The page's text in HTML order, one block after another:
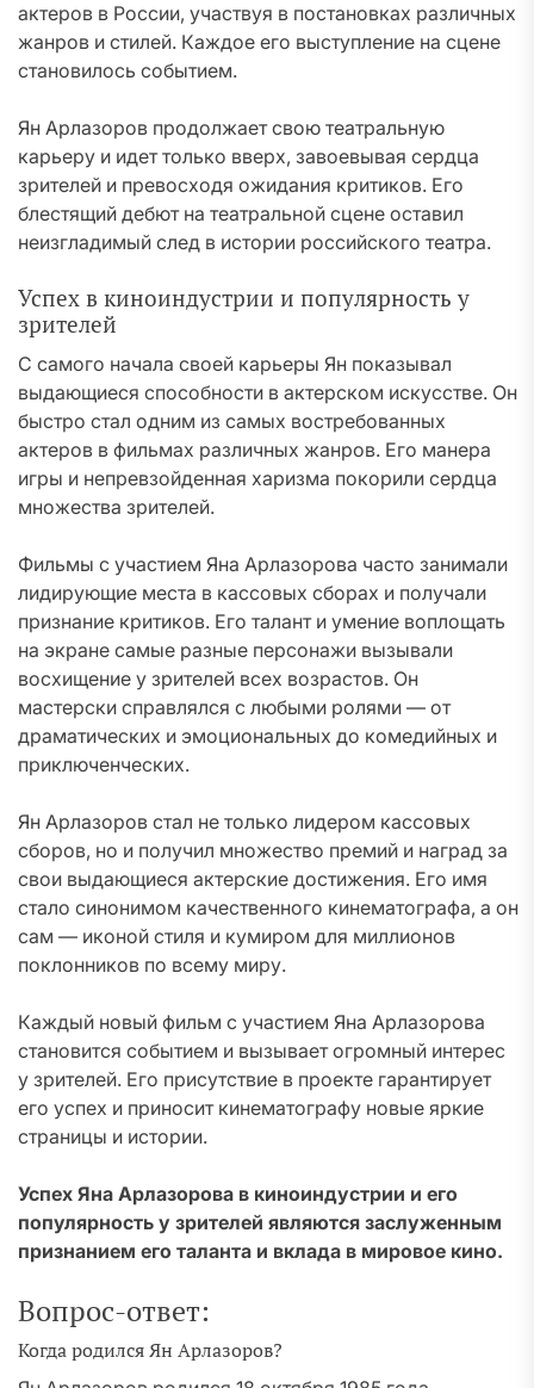
актеров в России, участвуя в постановках различных
жанров и стилей. Каждое его выступление на сцене
становилось событием.
Ян Арлазоров продолжает свою театральную
карьеру и идет только вверх, завоевывая сердца
зрителей и превосходя ожидания критиков. Его
блестящий дебют на театральной сцене оставил
неизгладимый след в истории российского театра.
Успех в киноиндустрии и популярность у
зрителей
С самого начала своей карьеры Ян показывал
выдающиеся способности в актерском искусстве. Он
быстро стал одним из самых востребованных
актеров в фильмах различных жанров. Его манера
игры и непревзойденная харизма покорили сердца
множества зрителей.
Фильмы с участием Яна Арлазорова часто занимали
лидирующие места в кассовых сборах и получали
признание критиков. Его талант и умение воплощать
на экране самые разные персонажи вызывали
восхищение у зрителей всех возрастов. Он
мастерски справлялся с любыми ролями — от
драматических и эмоциональных до комедийных и
приключенческих.
Ян Арлазоров стал не только лидером кассовых
сборов, но и получил множество премий и наград за
свои выдающиеся актерские достижения. Его имя
стало синонимом качественного кинематографа, а он
сам — иконой стиля и кумиром для миллионов
поклонников по всему миру.
Каждый новый фильм с участием Яна Арлазорова
становится событием и вызывает огромный интерес
у зрителей. Его присутствие в проекте гарантирует
его успех и приносит кинематографу новые яркие
страницы и истории.
Успех Яна Арлазорова в киноиндустрии и его
популярность у зрителей являются заслуженным
признанием его таланта и вклада в мировое кино.
Вопрос-ответ:
Когда родился Ян Арлазоров?